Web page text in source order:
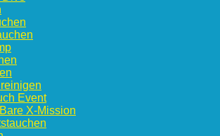
Event
X-Mission